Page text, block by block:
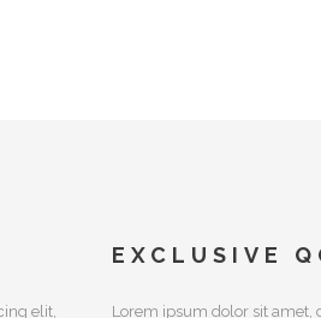
elit,
EXCLUSIVE
Lorem ipsum dolor sit amet,